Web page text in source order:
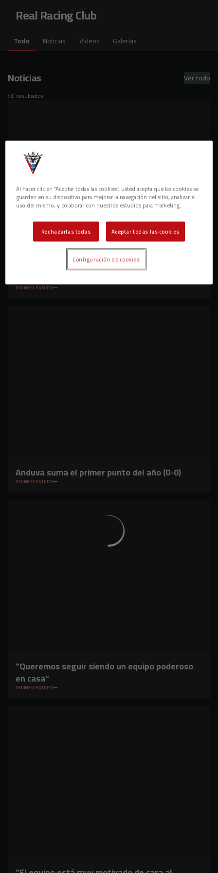
Real Racing Club
Todo Noticias Vídeos Galerías
Noticias Ver todo
40 resultados
Entradas a la venta para el Real Racing Club de
PRIMER EQUIPO
Anduva suma el primer punto del año (0-0)
PRIMER EQUIPO
“Queremos seguir siendo un equipo poderoso
en casa”
PRIMER EQUIPO
Al hacer clic en “Aceptar todas las cookies”, usted acepta que las cookies se
guarden en su dispositivo para mejorar la navegación del sitio, analizar el
uso del mismo, y colaborar con nuestros estudios para marketing.
Rechazarlas todas Aceptar todas las cookies
Configuración de cookies